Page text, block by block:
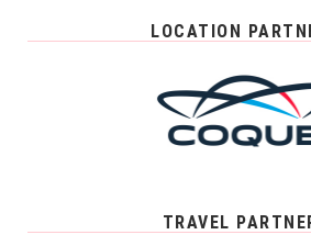
LOCATION
TRAVEL